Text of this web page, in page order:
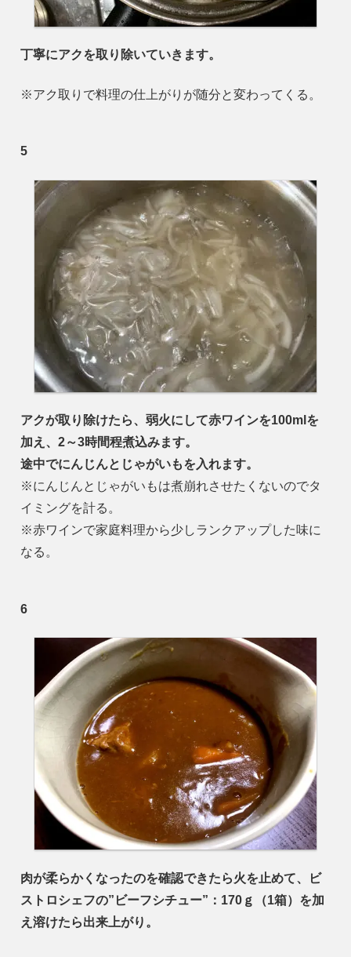
丁寧にアクを取り除いていきます。
※アク取りで料理の仕上がりが随分と変わってくる。
5
アクが取り除けたら、弱火にして赤ワインを100mlを
加え、2～3時間程煮込みます。
途中でにんじんとじゃがいもを入れます。
※にんじんとじゃがいもは煮崩れさせたくないのでタ
イミングを計る。
※赤ワインで家庭料理から少しランクアップした味に
なる。
6
肉が柔らかくなったのを確認できたら火を止めて、ビ
ストロシェフの”ビーフシチュー”：170ｇ（1箱）を加
え溶けたら出来上がり。